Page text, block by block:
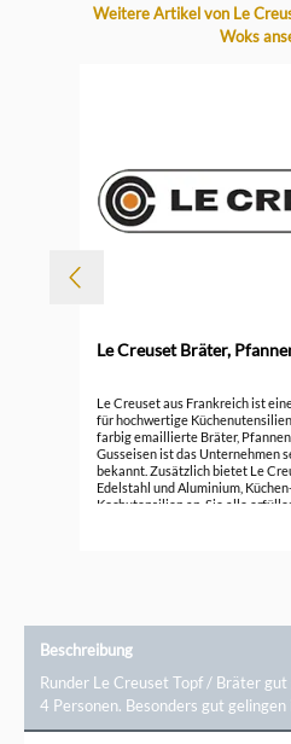
Produktgalerie überspringen
Weitere Artikel von Le
Woks
Le Creuset Bräter,
Le Creuset aus Frankreich ist
für hochwertige
farbig emaillierte Bräter,
Gusseisen ist das Unternehmen
bekannt. Zusätzlich bietet Le
Edelstahl und Aluminium,
Kochutensilien an. Sie alle
Beschreibung
Runder Le Creuset Topf / Bräter
4 Personen. Besonders gut